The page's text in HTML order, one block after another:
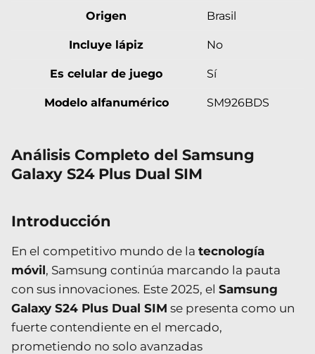
Origen Brasil
Incluye lápiz No
Es celular de juego Sí
Modelo alfanumérico SM926BDS
Análisis Completo del Samsung
Galaxy S24 Plus Dual SIM
Introducción
En el competitivo mundo de la tecnología
móvil, Samsung continúa marcando la pauta
con sus innovaciones. Este 2025, el Samsung
Galaxy S24 Plus Dual SIM se presenta como un
fuerte contendiente en el mercado,
prometiendo no solo avanzadas